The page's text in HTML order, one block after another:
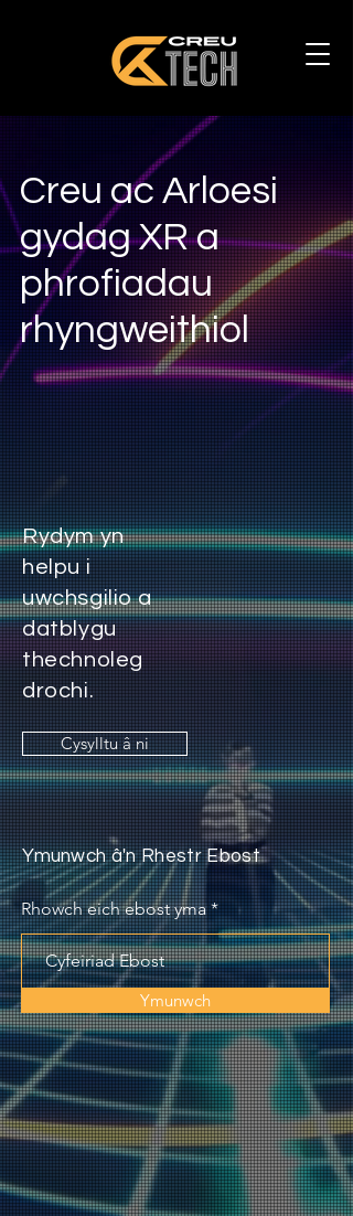
Creu ac Arloesi
gydag XR a
phrofiadau
rhyngweithiol
Rydym yn
helpu i
uwchsgilio a
datblygu
thechnoleg
drochi.
Cysylltu â ni
Ymunwch â'n Rhestr Ebost
Rhowch eich ebost yma
Ymunwch